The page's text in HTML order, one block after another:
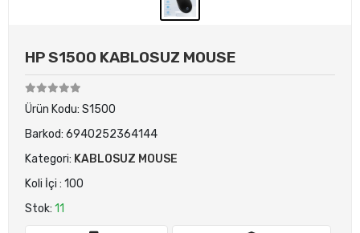
HP S1500 KABLOSUZ MOUSE
Ürün Kodu: S1500
Barkod: 6940252364144
Kategori: KABLOSUZ MOUSE
Koli İçi : 100
Stok: 11